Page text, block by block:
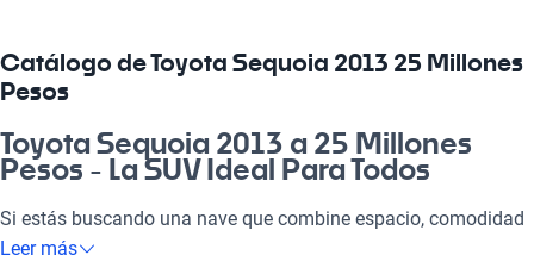
Catálogo de Toyota Sequoia 2013 25 Millones
Pesos
Toyota Sequoia 2013 a 25 Millones
Pesos - La SUV Ideal Para Todos
Si estás buscando una nave que combine espacio, comodidad
y versatilidad, la Toyota Sequoia 2013 a 25 millones de pesos
Leer más